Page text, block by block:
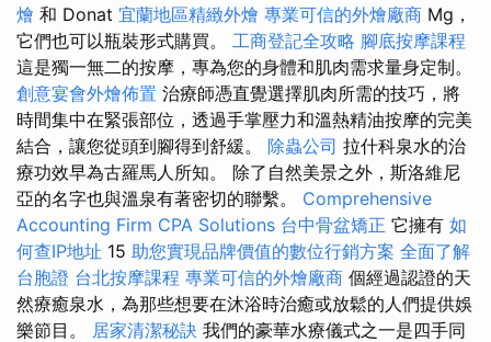
燴 和 Donat 宜蘭地區精緻外燴 專業可信的外燴廠商 Mg，
它們也可以瓶裝形式購買。 工商登記全攻略 腳底按摩課程
這是獨一無二的按摩，專為您的身體和肌肉需求量身定制。
創意宴會外燴佈置 治療師憑直覺選擇肌肉所需的技巧，將
時間集中在緊張部位，透過手掌壓力和溫熱精油按摩的完美
結合，讓您從頭到腳得到舒緩。 除蟲公司 拉什科泉水的治
療功效早為古羅馬人所知。 除了自然美景之外，斯洛維尼
亞的名字也與溫泉有著密切的聯繫。 Comprehensive
Accounting Firm CPA Solutions 台中骨盆矯正 它擁有 如
何查IP地址 15 助您實現品牌價值的數位行銷方案 全面了解
台胞證 台北按摩課程 專業可信的外燴廠商 個經過認證的天
然療癒泉水，為那些想要在沐浴時治癒或放鬆的人們提供娛
樂節目。 居家清潔秘訣 我們的豪華水療儀式之一是四手同